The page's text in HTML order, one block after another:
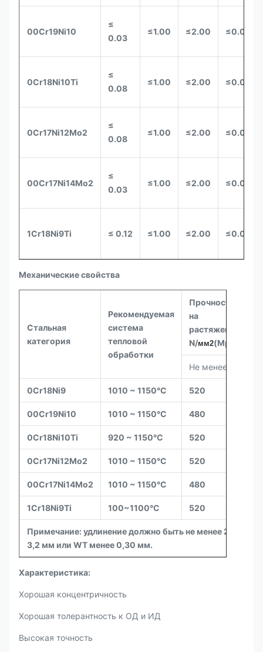
00Cr19Ni10
≤
0.03
≤1.00 ≤2.00 ≤0.035
0Cr18Ni10Ti
≤
0.08
≤1.00 ≤2.00 ≤0.035
0Cr17Ni12Mo2
≤
0.08
≤1.00 ≤2.00 ≤0.035
00Cr17Ni14Mo2
≤
0.03
≤1.00 ≤2.00 ≤0.035
1Cr18Ni9Ti ≤ 0.12 ≤1.00 ≤2.00 ≤0.035
Механические свойства
Стальная
категория
Рекомендуемая
система
тепловой
обработки
Прочность
на
растяжение
N/мм2(Mpa)
Не менее
0Cr18Ni9 1010 ~ 1150°C 520
00Cr19Ni10 1010 ~ 1150°C 480
0Cr18Ni10Ti 920 ~ 1150°C 520
0Cr17Ni12Mo2 1010 ~ 1150°C 520
00Cr17Ni14Mo2 1010 ~ 1150°C 480
1Cr18Ni9Ti 100~1100°C 520
Примечание: удлинение должно быть не менее 25% для
3,2 мм или WT менее 0,30 мм.
Характеристика:
Хорошая концентричность
Хорошая толерантность к ОД и ИД
Высокая точность